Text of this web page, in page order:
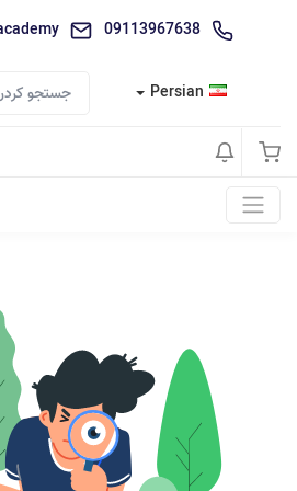
09113967638
Persian